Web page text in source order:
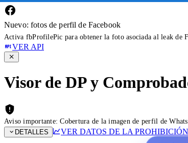
Nuevo: fotos de perfil de Facebook
Activa fbProfilePic para obtener la foto asociada al leak de
VER API
Visor de DP y
Aviso importante: Cobertura de la imagen de perfil de
DETALLES
VER DATOS DE LA